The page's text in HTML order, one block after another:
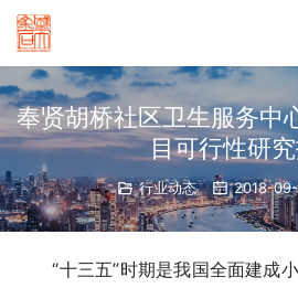
奉贤胡桥社区卫生服务中
目可行性研
行业动态 2018-09-
“十三五”时期是我国全面建成